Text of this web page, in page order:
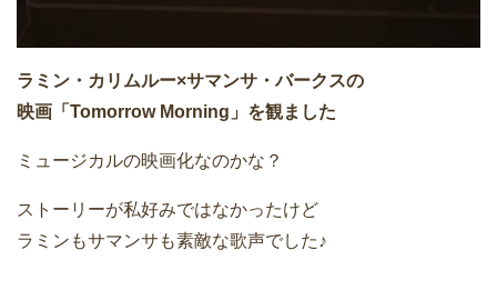
ラミン・カリムルー×サマンサ・バークスの
映画「Tomorrow Morning」を観ました
ミュージカルの映画化なのかな？
ストーリーが私好みではなかったけど
ラミンもサマンサも素敵な歌声でした♪